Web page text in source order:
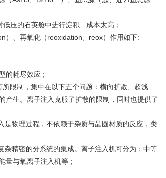
压的石英舱中进行淀积，成本太高；
）、再氧化（reoxidation、reox）作用如下:
的耗尽效应；
限制，集中在以下五个问题：横向扩散、超浅
产生。离子注入克服了扩散的限制，同时也提供了
是物理过程，不依赖于杂质与晶圆材质的反应，类
杂精密的分系统的集成。离子注入机可分为：中等
量与氧离子注入机等；